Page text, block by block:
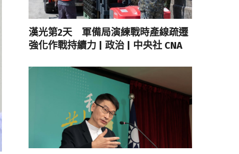
漢光第2天 軍備局演練戰時產線疏遷
強化作戰持續力 | 政治 | 中央社 CNA